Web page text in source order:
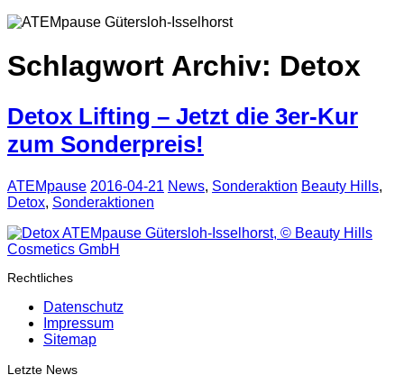
Schlagwort Archiv: Detox
Detox Lifting – Jetzt die 3er-Kur
zum Sonderpreis!
ATEMpause 2016-04-21 News, Sonderaktion Beauty Hills,
Detox, Sonderaktionen
Rechtliches
Datenschutz
Impressum
Sitemap
Letzte News